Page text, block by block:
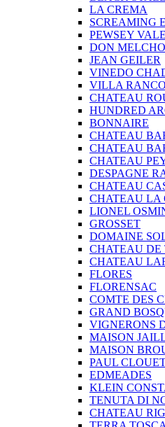
LA CREMA
SCREAMING
PEWSEY VALE
DON
JEAN GEILER
VINEDO
VILLA RANCO
CHATEAU
HUNDRED
BONNAIRE
CHATEAU
CHATEAU
CHATEAU
DESPAGNE
CHATEAU
CHATEAU LA
LIONEL
GROSSET
DOMAINE
CHATEAU DE
CHATEAU
FLORES
FLORENSAC
COMTE DES
GRAND
VIGNERONS
MAISON
MAISON
PAUL
EDMEADES
KLEIN
TENUTA DI
CHATEAU